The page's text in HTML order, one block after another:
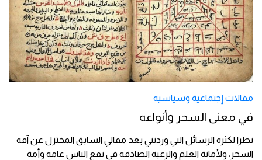
مقالات إجتماعية وسياسية
في معنى السحر وأنواعه
نظرا لكثرة الرسائل التي وردتني بعد مقالي السابق المختزل عن آفة
السحر، ولأمانة العلم والرغبة الصادقة في نفع الناس عامة وأمة